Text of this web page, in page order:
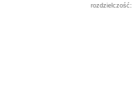
rozdzielczość: